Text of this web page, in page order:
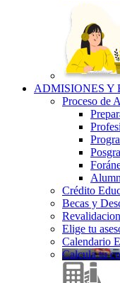
ADMISIONES Y
Proceso de
Crédito
Becas y
Elige tu
Calendario
Calcula tu